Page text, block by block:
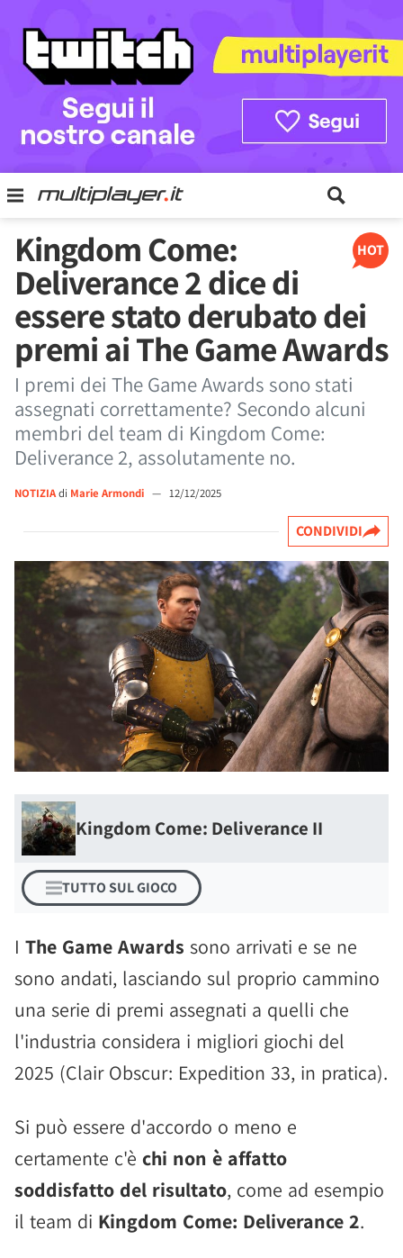
HOT
Kingdom Come:
Deliverance 2 dice di
essere stato derubato dei
premi ai The Game Awards
I premi dei The Game Awards sono stati
assegnati correttamente? Secondo alcuni
membri del team di Kingdom Come:
Deliverance 2, assolutamente no.
NOTIZIAdi Marie Armondi — 12/12/2025
CONDIVIDI
Kingdom Come: Deliverance II
TUTTO SUL GIOCO
I The Game Awards sono arrivati e se ne
sono andati, lasciando sul proprio cammino
una serie di premi assegnati a quelli che
l'industria considera i migliori giochi del
2025 (Clair Obscur: Expedition 33, in pratica).
Si può essere d'accordo o meno e
certamente c'è chi non è affatto
soddisfatto del risultato, come ad esempio
il team di Kingdom Come: Deliverance 2.